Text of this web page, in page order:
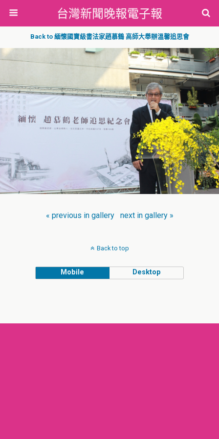
台灣新聞晚報電子報
Back to 緬懷國寶級書法家趙慕鶴 高師大舉辦溫馨追思會
« previous in gallery next in gallery »
Back to top
Mobile Desktop